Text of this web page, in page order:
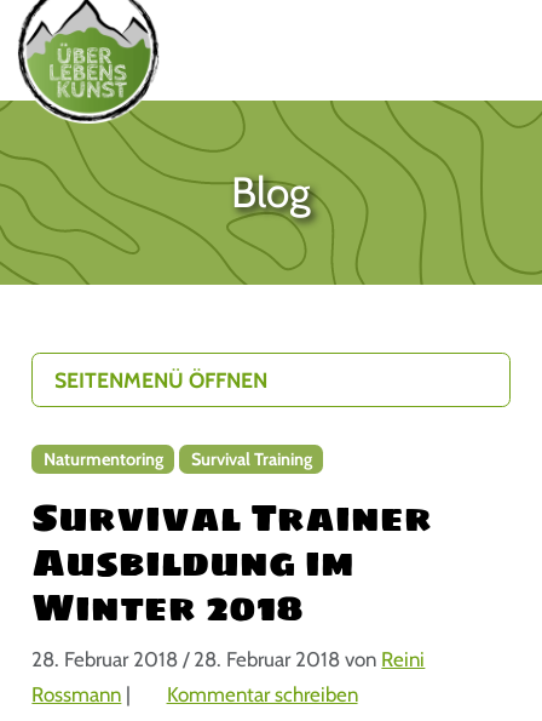
Blog
Naturmentoring Survival Training
Survival Trainer
Ausbildung im
Winter 2018
28. Februar 2018 / 28. Februar 2018 von Reini
Rossmann | Kommentar schreiben
SEITENMENÜ ÖFFNEN